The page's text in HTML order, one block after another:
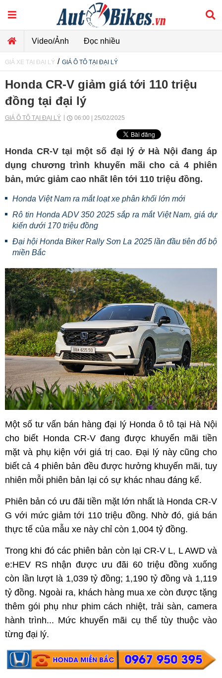
Video/Ảnh Đọc nhiều
GIÁ XE TẠI ĐẠI LÝ / GIÁ Ô TÔ TẠI ĐẠI LÝ
Honda CR-V giảm giá tới 110 triệu
đồng tại đại lý
GIÁ Ô TÔ TẠI ĐẠI LÝ 06:00 | 25/02/2025
Honda CR-V tại một số đại lý ở Hà Nội đang áp
dụng chương trình khuyến mãi cho cả 4 phiên
bản, mức giảm cao nhất lên tới 110 triệu đồng.
Honda Việt Nam ra mắt loạt xe phân khối lớn mới
Rô tin Honda ADV 350 2025 sắp ra mắt Việt Nam, giá dự
kiến dưới 170 triệu đồng
Đại hội Honda Biker Rally Sơn La 2025 lần đầu tiên đổ bộ
miền Bắc
Một số tư vấn bán hàng đại lý Honda ô tô tại Hà Nội
cho biết Honda CR-V đang được khuyến mãi tiền
mặt và phụ kiện với giá trị cao. Đại lý này cũng cho
biết cả 4 phiên bản đều được hưởng khuyến mãi, tuy
nhiên mỗi phiên bản lại có sự khác nhau đáng kể.
Phiên bản có ưu đãi tiền mặt lớn nhất là Honda CR-V
G với mức giảm tới 110 triệu đồng. Nhờ đó, giá bán
thực tế của mẫu xe này chỉ còn 1,004 tỷ đồng.
Trong khi đó các phiên bản còn lại CR-V L, L AWD và
e:HEV RS nhận được ưu đãi 60 triệu đồng xuống
còn lần lượt là 1,039 tỷ đồng; 1,190 tỷ đồng và 1,119
tỷ đồng. Ngoài ra, khách hàng mua xe còn được tặng
thêm gói phụ như phim cách nhiệt, trải sàn, camera
hành trình... Mức khuyến mãi cụ thể tùy thuộc vào
từng đại lý.